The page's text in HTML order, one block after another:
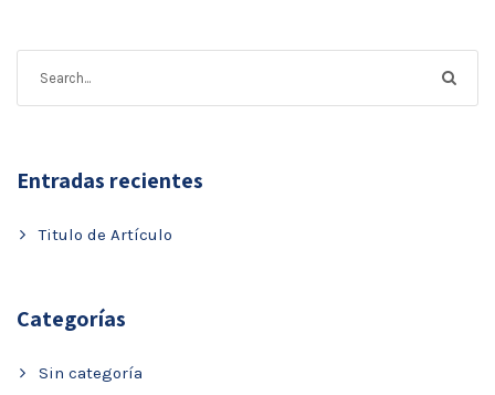
Entradas recientes
Titulo de Artículo
Categorías
Sin categoría